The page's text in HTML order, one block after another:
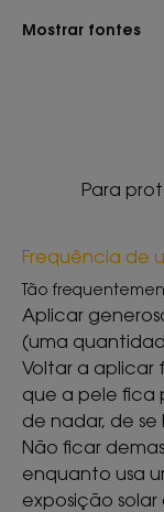
TEXTURA
Textura
brilho saudável.
Aroma do
Flor de Tiaré.
* 96% concordam
após 14 dias de
Mostrar fontes
Para
Frequência de
Tão
Aplicar
(uma
Voltar a aplicar
que a pele fica
de nadar, de
Não ficar
enquanto usa
exposição solar